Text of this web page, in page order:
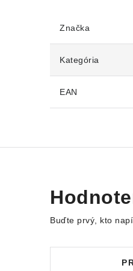
Značka
Kategória
EAN
Buďte prvý, kto